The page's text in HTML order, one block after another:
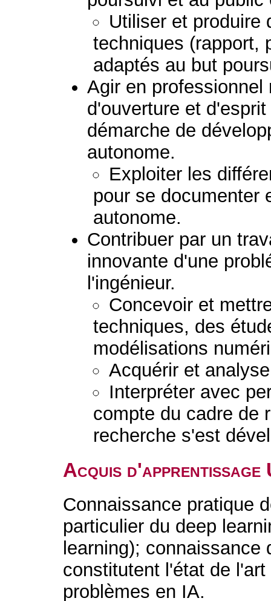
Utiliser et produire
techniques (rapport,
adaptés au but
Agir en
d'ouverture et
démarche de
autonome.
Exploiter les
pour se documenter
autonome.
Contribuer par un
innovante d'une
l'ingénieur.
Concevoir et
techniques, des
modélisations
Acquérir et
Interpréter avec
compte du cadre de
recherche s'est
Acquis d'apprentissage
Connaissance pratique
particulier du deep
learning);
constitutent l'état de
problèmes en IA.